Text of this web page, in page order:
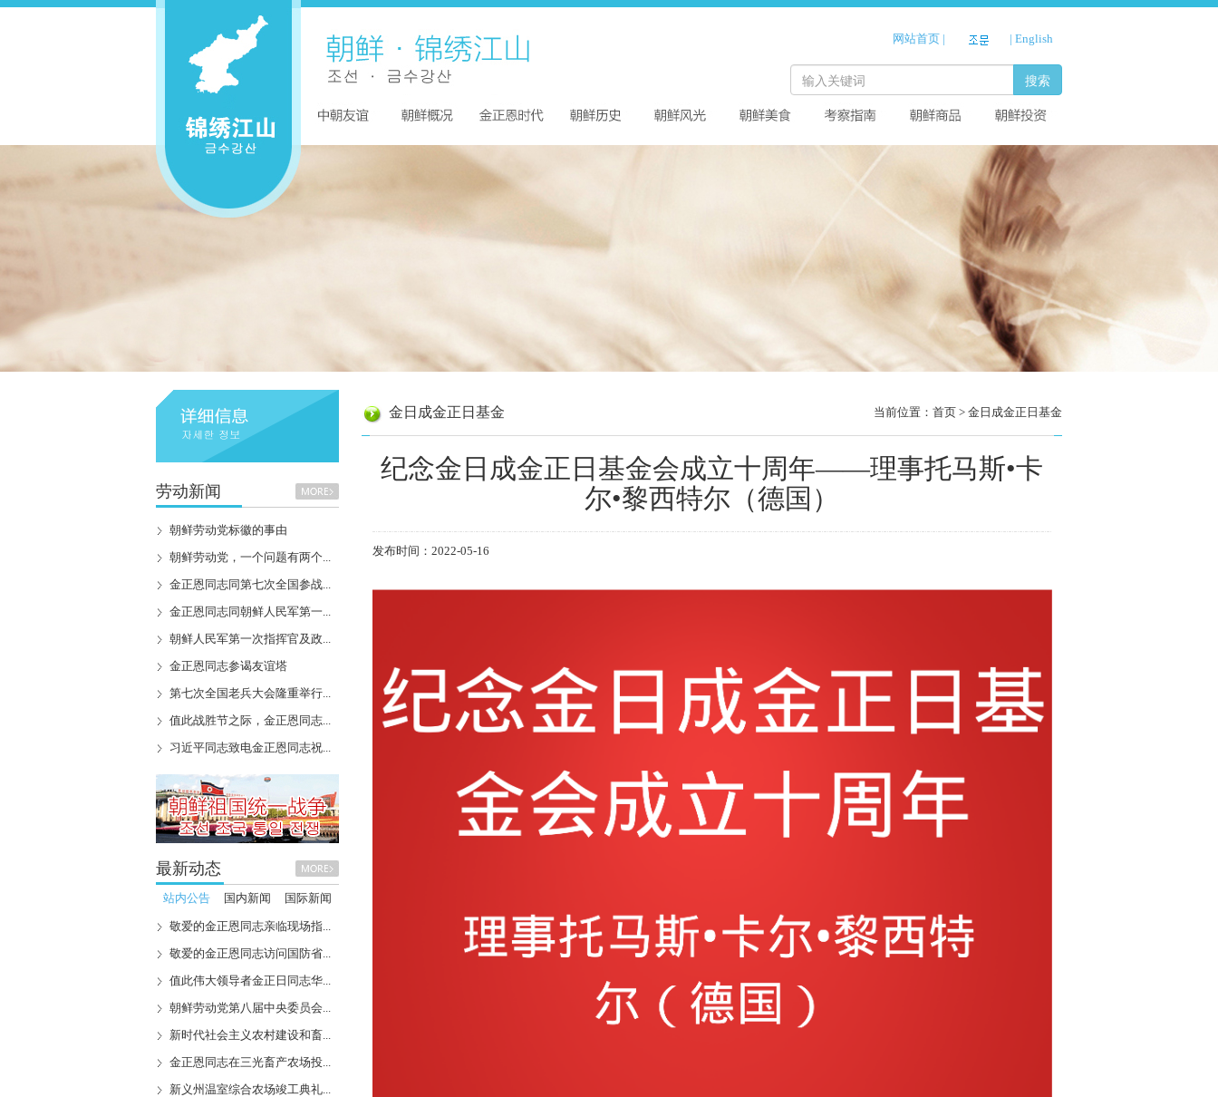
网站首页| | English
搜索
劳动新闻
朝鲜劳动党标徽的事由
朝鲜劳动党，一个问题有两个...
金正恩同志同第七次全国参战...
金正恩同志同朝鲜人民军第一...
朝鲜人民军第一次指挥官及政...
金正恩同志参谒友谊塔
第七次全国老兵大会隆重举行...
值此战胜节之际，金正恩同志...
习近平同志致电金正恩同志祝...
最新动态
站内公告 国内新闻 国际新闻
敬爱的金正恩同志亲临现场指...
敬爱的金正恩同志访问国防省...
值此伟大领导者金正日同志华...
朝鲜劳动党第八届中央委员会...
新时代社会主义农村建设和畜...
金正恩同志在三光畜产农场投...
新义州温室综合农场竣工典礼...
金日成金正日基金 当前位置： 首页 > 金日成金正日基金
纪念金日成金正日基金会成立十周年——理事托马斯•卡
尔•黎西特尔（德国）
发布时间：2022-05-16